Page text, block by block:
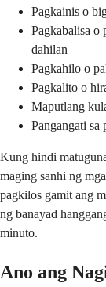
Pagkainis o
Pagkabalisa o
dahilan
Pagkahilo o
Pagkalito o
Maputlang
Pangangati
Kung hindi
maging sanhi ng
pagkilos gamit ang
ng banayad
minuto.
Ano ang